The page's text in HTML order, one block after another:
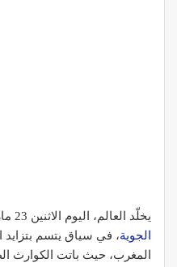
يخلّد العالم، اليوم الاثنين 23 مارس،
الجوية، في سياق يتسم بتزايد
المغرب، حيث باتت الكوارث